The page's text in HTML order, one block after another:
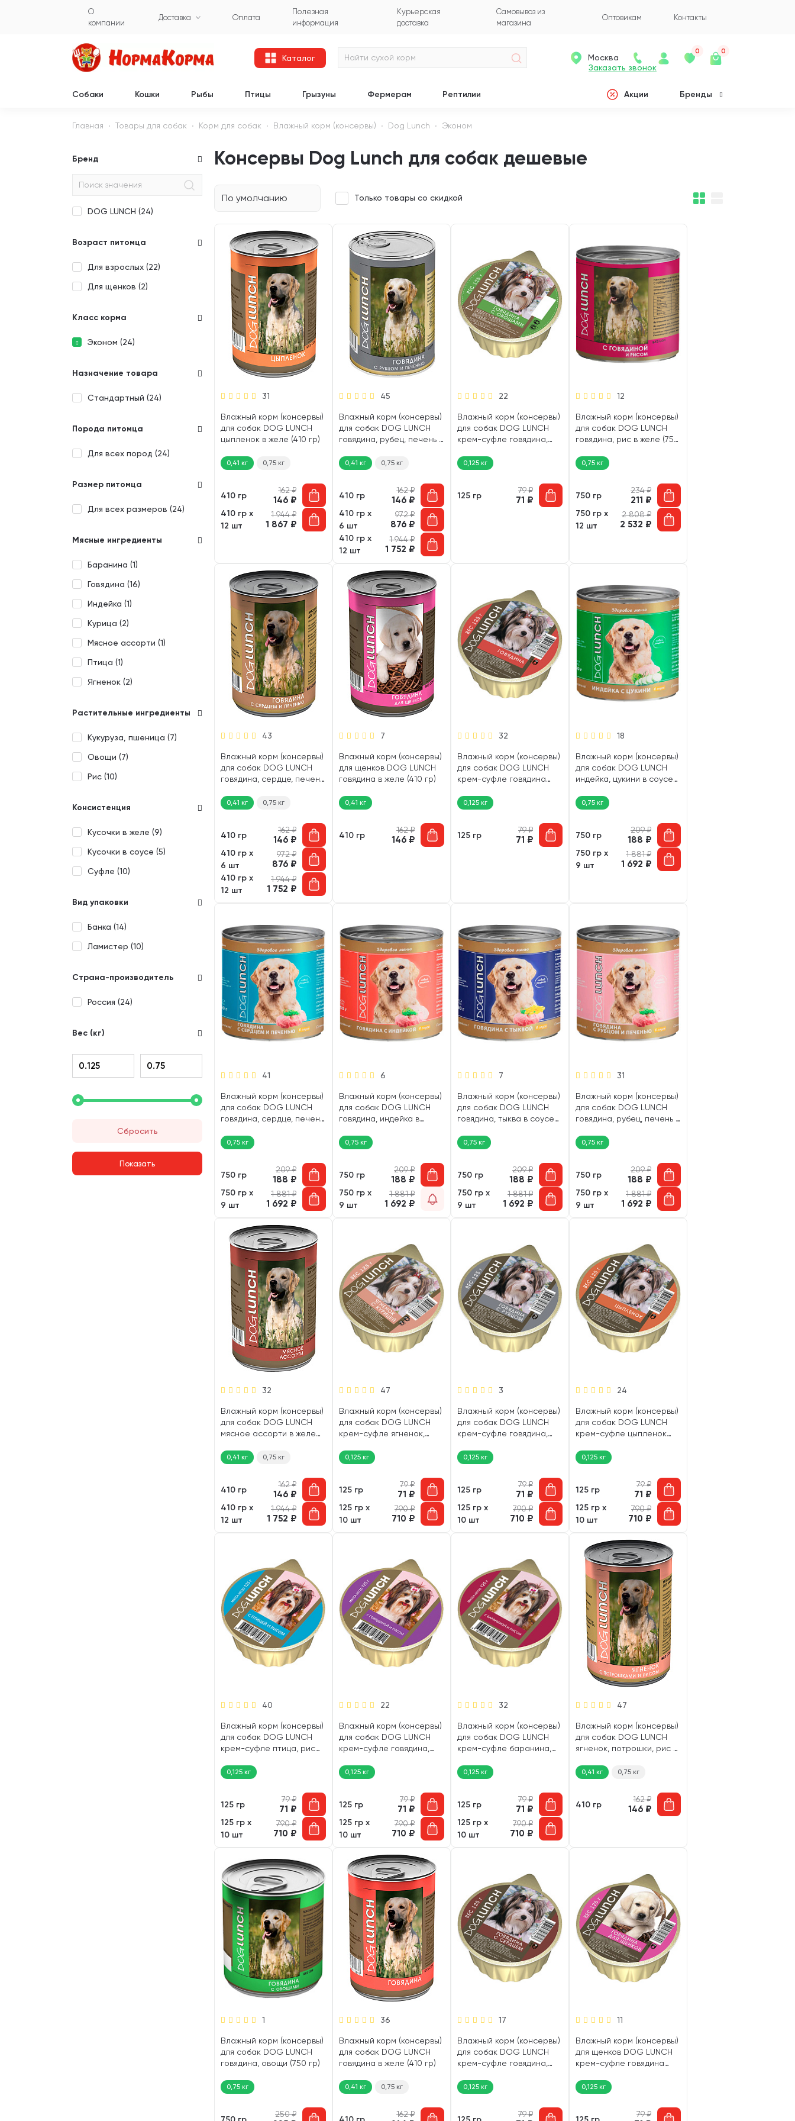
О
компании
Доставка Оплата
Полезная
информация
Курьерская
доставка
Самовывоз из
магазина
Оптовикам Контакты
Каталог
Заказать звонок
Москва
0 0
Собаки Кошки Рыбы Птицы Грызуны Фермерам Рептилии Акции Бренды
Главная Товары для собак Корм для собак Влажный корм (консервы) Dog Lunch Эконом
Бренд
DOG LUNCH (24)
Возраст питомца
Для взрослых (22)
Для щенков (2)
Класс корма
Эконом (24)
Назначение товара
Стандартный (24)
Порода питомца
Для всех пород (24)
Размер питомца
Для всех размеров (24)
Мясные ингредиенты
Баранина (1)
Говядина (16)
Индейка (1)
Курица (2)
Мясное ассорти (1)
Птица (1)
Ягненок (2)
Растительные ингредиенты
Кукуруза, пшеница (7)
Овощи (7)
Рис (10)
Консистенция
Кусочки в желе (9)
Кусочки в соусе (5)
Суфле (10)
Вид упаковки
Банка (14)
Ламистер (10)
Страна-производитель
Россия (24)
Вес (кг)
Сбросить
Консервы Dog Lunch для собак дешевые
По умолчанию Только товары со скидкой
31
Влажный корм (консервы)
для собак DOG LUNCH
цыпленок в желе (410 гр)
0,41 кг 0,75 кг
410 гр
162₽
146 ₽
410 гр х
12 шт
1 944₽
1 867 ₽
45
Влажный корм (консервы)
для собак DOG LUNCH
говядина, рубец, печень в
0,41 кг 0,75 кг
410 гр
162₽
146 ₽
410 гр х
6 шт
972₽
876 ₽
410 гр х
12 шт
1 944₽
1 752 ₽
22
Влажный корм (консервы)
для собак DOG LUNCH
крем-суфле говядина,
0,125 кг
125 гр
79₽
71 ₽
12
Влажный корм (консервы)
для собак DOG LUNCH
говядина, рис в желе (750
0,75 кг
750 гр
234₽
211 ₽
750 гр х
12 шт
2 808₽
2 532 ₽
43
Влажный корм (консервы)
для собак DOG LUNCH
говядина, сердце, печень
0,41 кг 0,75 кг
410 гр
162₽
146 ₽
410 гр х
6 шт
972₽
876 ₽
410 гр х
12 шт
1 944₽
1 752 ₽
7
Влажный корм (консервы)
для щенков DOG LUNCH
говядина в желе (410 гр)
0,41 кг
410 гр
162₽
146 ₽
32
Влажный корм (консервы)
для собак DOG LUNCH
крем-суфле говядина
0,125 кг
125 гр
79₽
71 ₽
18
Влажный корм (консервы)
для собак DOG LUNCH
индейка, цукини в соусе
0,75 кг
750 гр
209₽
188 ₽
750 гр х
9 шт
1 881₽
1 692 ₽
41
Влажный корм (консервы)
для собак DOG LUNCH
говядина, сердце, печень
0,75 кг
750 гр
209₽
188 ₽
750 гр х
9 шт
1 881₽
1 692 ₽
6
Влажный корм (консервы)
для собак DOG LUNCH
говядина, индейка в
0,75 кг
750 гр
209₽
188 ₽
750 гр х
9 шт
1 881₽
1 692 ₽
7
Влажный корм (консервы)
для собак DOG LUNCH
говядина, тыква в соусе
0,75 кг
750 гр
209₽
188 ₽
750 гр х
9 шт
1 881₽
1 692 ₽
31
Влажный корм (консервы)
для собак DOG LUNCH
говядина, рубец, печень в
0,75 кг
750 гр
209₽
188 ₽
750 гр х
9 шт
1 881₽
1 692 ₽
32
Влажный корм (консервы)
для собак DOG LUNCH
мясное ассорти в желе
0,41 кг 0,75 кг
410 гр
162₽
146 ₽
410 гр х
12 шт
1 944₽
1 752 ₽
47
Влажный корм (консервы)
для собак DOG LUNCH
крем-суфле ягненок,
0,125 кг
125 гр
79₽
71 ₽
125 гр х
10 шт
790₽
710 ₽
3
Влажный корм (консервы)
для собак DOG LUNCH
крем-суфле говядина,
0,125 кг
125 гр
79₽
71 ₽
125 гр х
10 шт
790₽
710 ₽
24
Влажный корм (консервы)
для собак DOG LUNCH
крем-суфле цыпленок
0,125 кг
125 гр
79₽
71 ₽
125 гр х
10 шт
790₽
710 ₽
40
Влажный корм (консервы)
для собак DOG LUNCH
крем-суфле птица, рис
0,125 кг
125 гр
79₽
71 ₽
125 гр х
10 шт
790₽
710 ₽
22
Влажный корм (консервы)
для собак DOG LUNCH
крем-суфле говядина,
0,125 кг
125 гр
79₽
71 ₽
125 гр х
10 шт
790₽
710 ₽
32
Влажный корм (консервы)
для собак DOG LUNCH
крем-суфле баранина,
0,125 кг
125 гр
79₽
71 ₽
125 гр х
10 шт
790₽
710 ₽
47
Влажный корм (консервы)
для собак DOG LUNCH
ягненок, потрошки, рис в
0,41 кг 0,75 кг
410 гр
162₽
146 ₽
1
Влажный корм (консервы)
для собак DOG LUNCH
говядина, овощи (750 гр)
0,75 кг
250₽
36
Влажный корм (консервы)
для собак DOG LUNCH
говядина в желе (410 гр)
0,41 кг 0,75 кг
162₽
17
Влажный корм (консервы)
для собак DOG LUNCH
крем-суфле говядина,
0,125 кг
79₽
11
Влажный корм (консервы)
для щенков DOG LUNCH
крем-суфле говядина
0,125 кг
79₽